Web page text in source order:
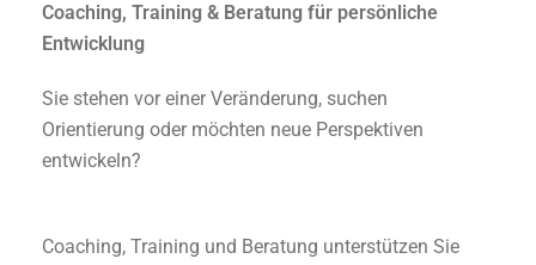
Coaching, Training & Beratung für persönliche
Entwicklung
Sie stehen vor einer Veränderung, suchen
Orientierung oder möchten neue Perspektiven
entwickeln?
Coaching, Training und Beratung unterstützen Sie